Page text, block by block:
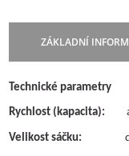
ZÁKLADNÍ
Technické parametry
Rychlost (kapacita): až
Velikost sáčku: